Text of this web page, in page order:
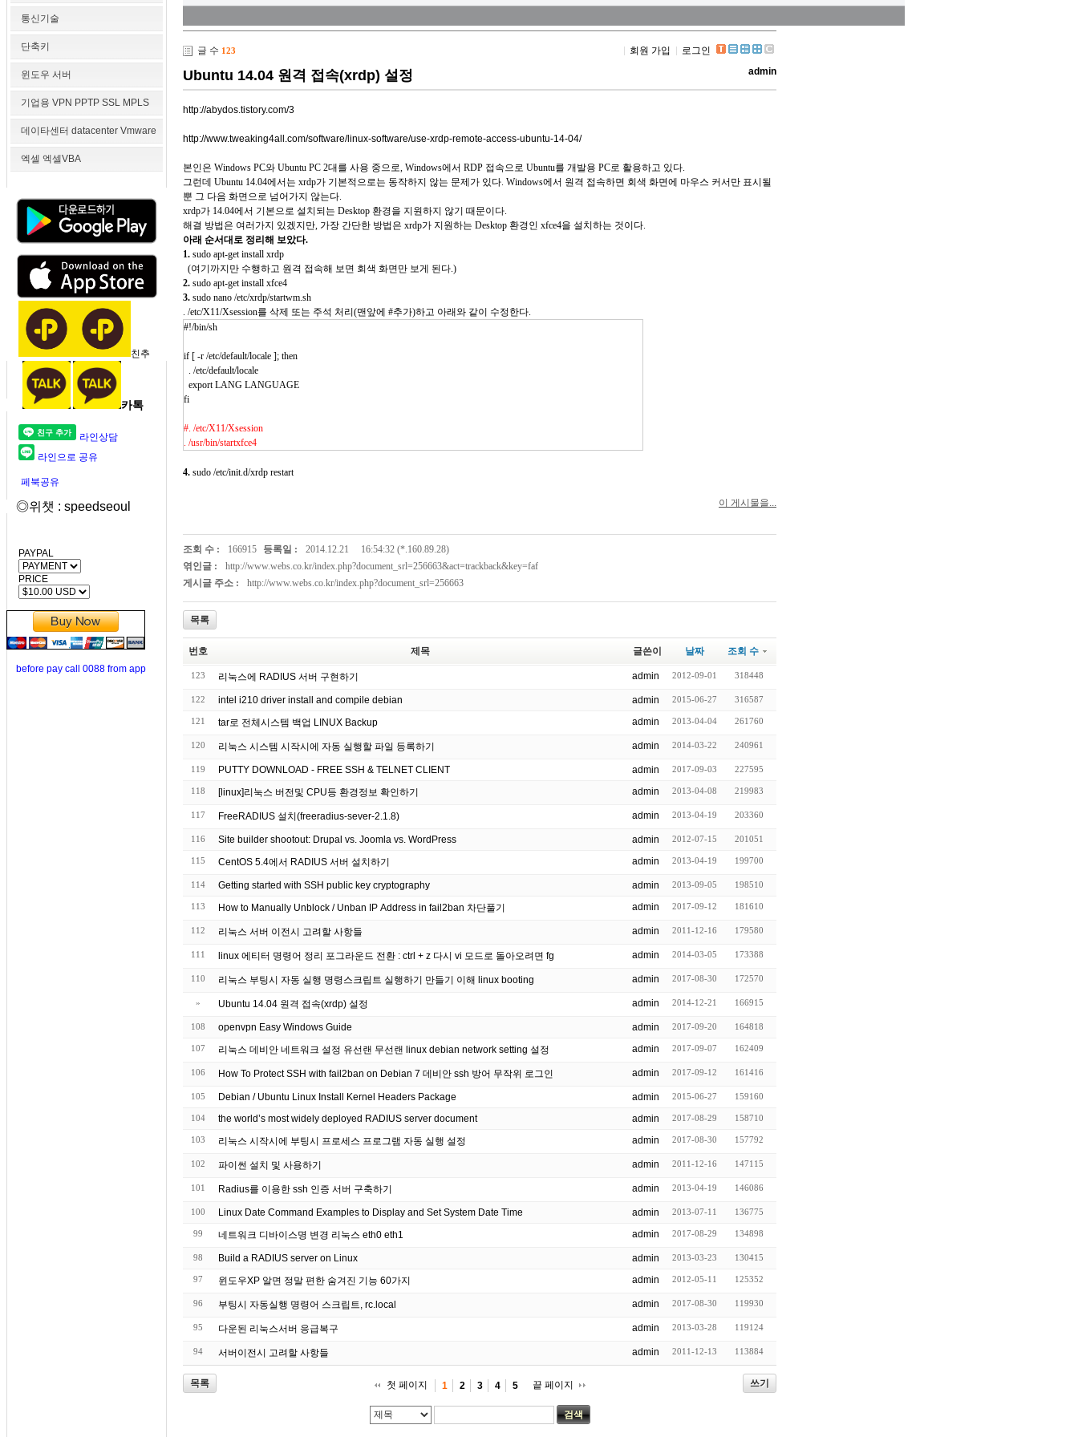
통신기술
단축키
윈도우 서버
기업용 VPN PPTP SSL MPLS
데이타센터 datacenter Vmware
엑셀 엑셀VBA
친추
카톡
라인상담
라인으로 공유
페북공유
◎위챗 : speedseoul
PAYPAL
PRICE
before pay call 0088 from app
글 수 123 회원 가입 로그인
Ubuntu 14.04 원격 접속(xrdp) 설정 admin
http://abydos.tistory.com/3
http://www.tweaking4all.com/software/linux-software/use-xrdp-remote-access-ubuntu-14-04/
본인은 Windows PC와 Ubuntu PC 2대를 사용 중으로, Windows에서 RDP 접속으로 Ubuntu를 개발용 PC로 활용하고 있다.
그런데 Ubuntu 14.04에서는 xrdp가 기본적으로는 동작하지 않는 문제가 있다. Windows에서 원격 접속하면 회색 화면에 마우스 커서만 표시될
뿐 그 다음 화면으로 넘어가지 않는다.
xrdp가 14.04에서 기본으로 설치되는 Desktop 환경을 지원하지 않기 때문이다.
해결 방법은 여러가지 있겠지만, 가장 간단한 방법은 xrdp가 지원하는 Desktop 환경인 xfce4을 설치하는 것이다.
아래 순서대로 정리해 보았다.
1. sudo apt-get install xrdp
(여기까지만 수행하고 원격 접속해 보면 회색 화면만 보게 된다.)
2. sudo apt-get install xfce4
3. sudo nano /etc/xrdp/startwm.sh
. /etc/X11/Xsession를 삭제 또는 주석 처리(맨앞에 #추가)하고 아래와 같이 수정한다.
#!/bin/sh
if [ -r /etc/default/locale ]; then
. /etc/default/locale
export LANG LANGUAGE
fi
#. /etc/X11/Xsession
. /usr/bin/startxfce4
4. sudo /etc/init.d/xrdp restart
이 게시물을...
조회 수 : 166915 등록일 : 2014.12.21
16:54:32 (*.160.89.28)
엮인글 :
http://www.webs.co.kr/index.php?document_srl=256663&act=trackback&key=faf
게시글 주소 :
http://www.webs.co.kr/index.php?document_srl=256663
목록
번호 제목 글쓴이 날짜 조회 수
123 리눅스에 RADIUS 서버 구현하기 admin 2012-09-01 318448
122 intel i210 driver install and compile debian admin 2015-06-27 316587
121 tar로 전체시스템 백업 LINUX Backup admin 2013-04-04 261760
120 리눅스 시스템 시작시에 자동 실행할 파일 등록하기 admin 2014-03-22 240961
119 PUTTY DOWNLOAD - FREE SSH & TELNET CLIENT admin 2017-09-03 227595
118 [linux]리눅스 버전및 CPU등 환경정보 확인하기 admin 2013-04-08 219983
117 FreeRADIUS 설치(freeradius-sever-2.1.8) admin 2013-04-19 203360
116 Site builder shootout: Drupal vs. Joomla vs. WordPress admin 2012-07-15 201051
115 CentOS 5.4에서 RADIUS 서버 설치하기 admin 2013-04-19 199700
114 Getting started with SSH public key cryptography admin 2013-09-05 198510
113 How to Manually Unblock / Unban IP Address in fail2ban 차단풀기 admin 2017-09-12 181610
112 리눅스 서버 이전시 고려할 사항들 admin 2011-12-16 179580
111 linux 에티터 명령어 정리 포그라운드 전환 : ctrl + z 다시 vi 모드로 돌아오려면 fg admin 2014-03-05 173388
110 리눅스 부팅시 자동 실행 명령스크립트 실행하기 만들기 이해 linux booting admin 2017-08-30 172570
» Ubuntu 14.04 원격 접속(xrdp) 설정 admin 2014-12-21 166915
108 openvpn Easy Windows Guide admin 2017-09-20 164818
107 리눅스 데비안 네트워크 설정 유선랜 무선랜 linux debian network setting 설정 admin 2017-09-07 162409
106 How To Protect SSH with fail2ban on Debian 7 데비안 ssh 방어 무작위 로그인 admin 2017-09-12 161416
105 Debian / Ubuntu Linux Install Kernel Headers Package admin 2015-06-27 159160
104 the world’s most widely deployed RADIUS server document admin 2017-08-29 158710
103 리눅스 시작시에 부팅시 프로세스 프로그램 자동 실행 설정 admin 2017-08-30 157792
102 파이썬 설치 및 사용하기 admin 2011-12-16 147115
101 Radius를 이용한 ssh 인증 서버 구축하기 admin 2013-04-19 146086
100 Linux Date Command Examples to Display and Set System Date Time admin 2013-07-11 136775
99 네트워크 디바이스명 변경 리눅스 eth0 eth1 admin 2017-08-29 134898
98 Build a RADIUS server on Linux admin 2013-03-23 130415
97 윈도우XP 알면 정말 편한 숨겨진 기능 60가지 admin 2012-05-11 125352
96 부팅시 자동실행 명령어 스크립트, rc.local admin 2017-08-30 119930
95 다운된 리눅스서버 응급복구 admin 2013-03-28 119124
94 서버이전시 고려할 사항들 admin 2011-12-13 113884
목록 쓰기
첫 페이지 1 2 3 4 5 끝 페이지
검색